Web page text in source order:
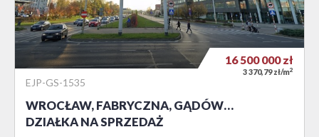
EJP-GS-1535
WROCŁAW, FABRYCZNA, GĄDÓW…
DZIAŁKA NA SPRZEDAŻ
16 500 000zł
3 370,79 zł/m2